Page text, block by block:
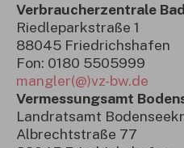
Verbraucherzentrale
Riedleparkstraße 1
88045 Friedrichshafen
Fon: 0180 5505999
mangler(@)vz-bw.de
Vermessungsamt
Landratsamt
Albrechtstraße 77